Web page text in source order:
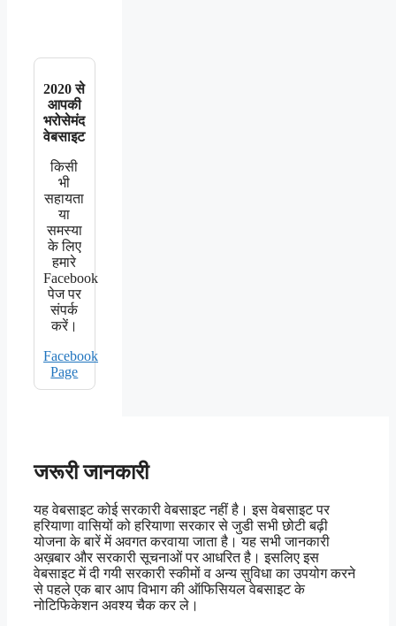
2020 से
आपकी
भरोसेमंद
वेबसाइट
किसी
भी
सहायता
या
समस्या
के लिए
हमारे
Facebook
पेज पर
संपर्क
करें।
Facebook
Page
जरूरी जानकारी
यह वेबसाइट कोई सरकारी वेबसाइट नहीं है। इस वेबसाइट पर
हरियाणा वासियों को हरियाणा सरकार से जुडी सभी छोटी बढ़ी
योजना के बारें में अवगत करवाया जाता है। यह सभी जानकारी
अख़बार और सरकारी सूचनाओं पर आधरित है। इसलिए इस
वेबसाइट में दी गयी सरकारी स्कीमों व अन्य सुविधा का उपयोग करने
से पहले एक बार आप विभाग की ऑफिसियल वेबसाइट के
नोटिफिकेशन अवश्य चैक कर ले।